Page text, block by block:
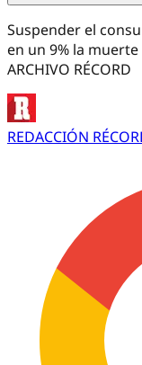
Suspender el
en un 9% la
ARCHIVO RÉCORD
REDACCIÓN